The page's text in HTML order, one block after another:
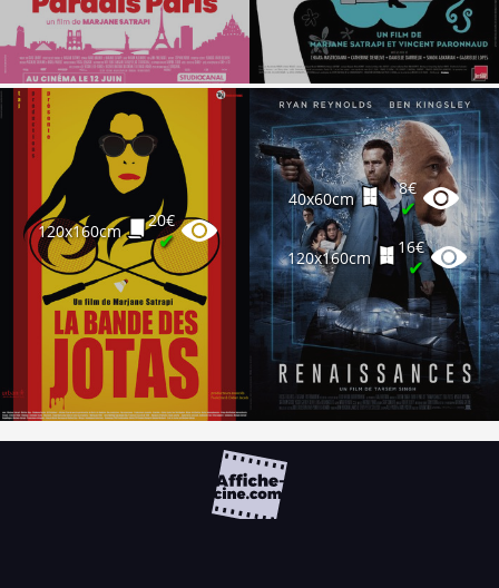
120x160cm
20€
✔
40x60cm
8€
✔
120x160cm
16€
✔